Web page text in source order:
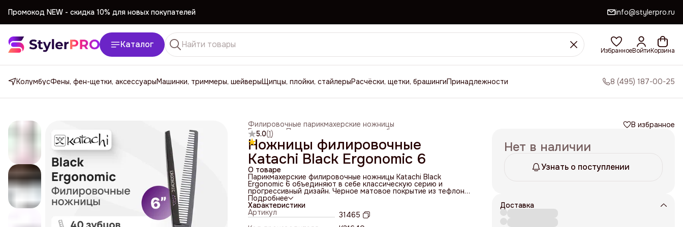
Промокод NEW - cкидка 10% для новых покупателей
Промокод NEW - cкидка 10% для новых покупателей
info@stylerpro.ru
Каталог
ИзбранноеВойтиКорзина
КолумбусФены, фен-щетки, аксессуарыМашинки, триммеры, шейверыЩипцы, плойки, стайлерыРасчёски, щетки, брашингиПринадлежности 8 (495) 187-00-25
Филировочные парикмахерские ножницы
Парикмахерские ножницы и бритвы
Главная
5.0(1)
Ножницы филировочные
Katachi Black Ergonomic 6
О товаре
Парикмахерские филировочные ножницы Katachi Black
Ergonomic 6 объединяют в себе классическую серию и
прогрессивный дизайн. Черное матовое покрытие из тефлона
является гипоаллергенным. Имеют 40 зубцов особой формы
на одной из сторон, которые снимают до 40% волос за один
«шаг» и обеспечивают мягкий выход полотна из волос. Данная
модель ножниц удовлетворит потребности даже самых
Подробнее
Характеристики
Артикул
31465
В избранное
Нет в наличии
Узнать о поступлении
Доставка